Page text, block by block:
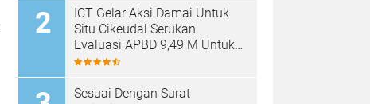
Sementara
ICT Gelar Aksi Damai Untuk
Situ Cikeudal Serukan
Evaluasi APBD 9,49 M Untuk
Skala Prioritaskan Kebutuhan
Sesuai Dengan Surat